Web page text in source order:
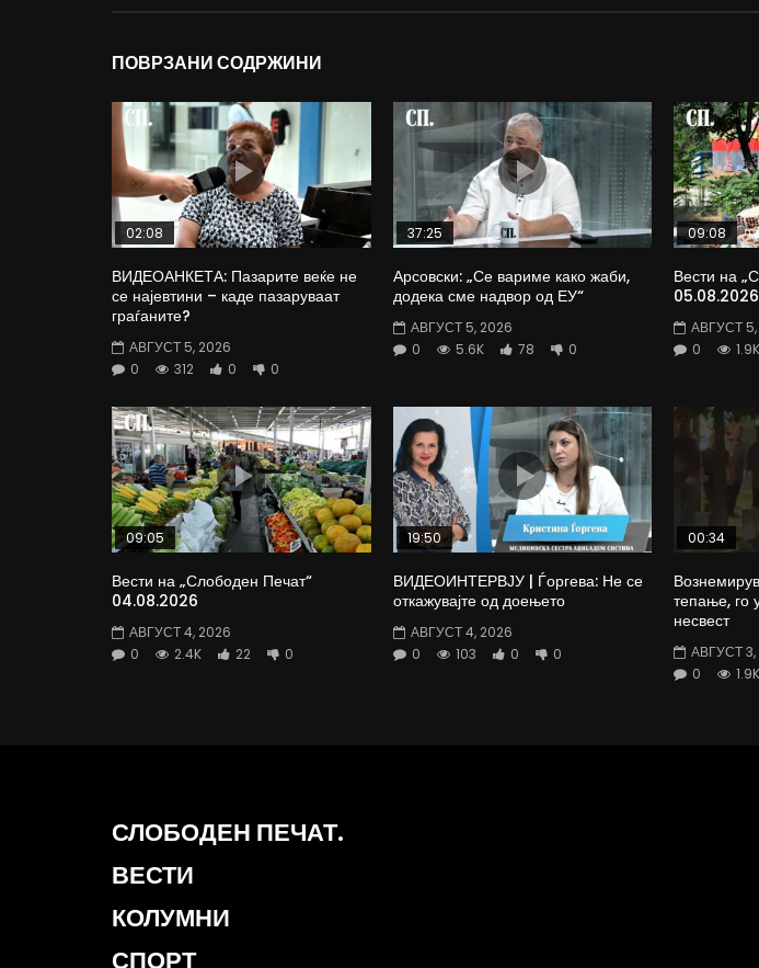
ПОВРЗАНИ СОДРЖИНИ
02:08
ВИДЕОАНКЕТА: Пазарите веќе не
се најевтини – каде пазаруваат
граѓаните?
АВГУСТ 5, 2026
0
312 0 0
37:25
Арсовски: „Се вариме како жаби,
додека сме надвор од ЕУ“
АВГУСТ 5, 2026
0
5.6K 78 0
09:08
Вести на
05.08.2026
АВГУСТ
0
1.9K
09:05
Вести на „Слободен Печат“
04.08.2026
АВГУСТ 4, 2026
0
2.4K 22 0
19:50
ВИДЕОИНТЕРВЈУ | Ѓоргева: Не се
откажувајте од доењето
АВГУСТ 4, 2026
0
103 0 0
00:34
тепање, го
несвест
АВГУСТ 3,
0
1.9K
СЛОБОДЕН ПЕЧАТ.
ВЕСТИ
КОЛУМНИ
СПОРТ